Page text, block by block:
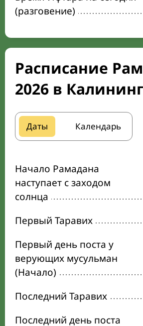
(разговение)
Расписание
2026 в
Даты Календарь
Начало Рамадана
наступает с заходом
солнца
Первый Таравих
Первый день поста у
верующих мусульман
(Начало)
Последний Таравих
Последний день поста